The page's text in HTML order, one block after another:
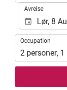
Avreise
Occupation
Occupation
2 personer, 1